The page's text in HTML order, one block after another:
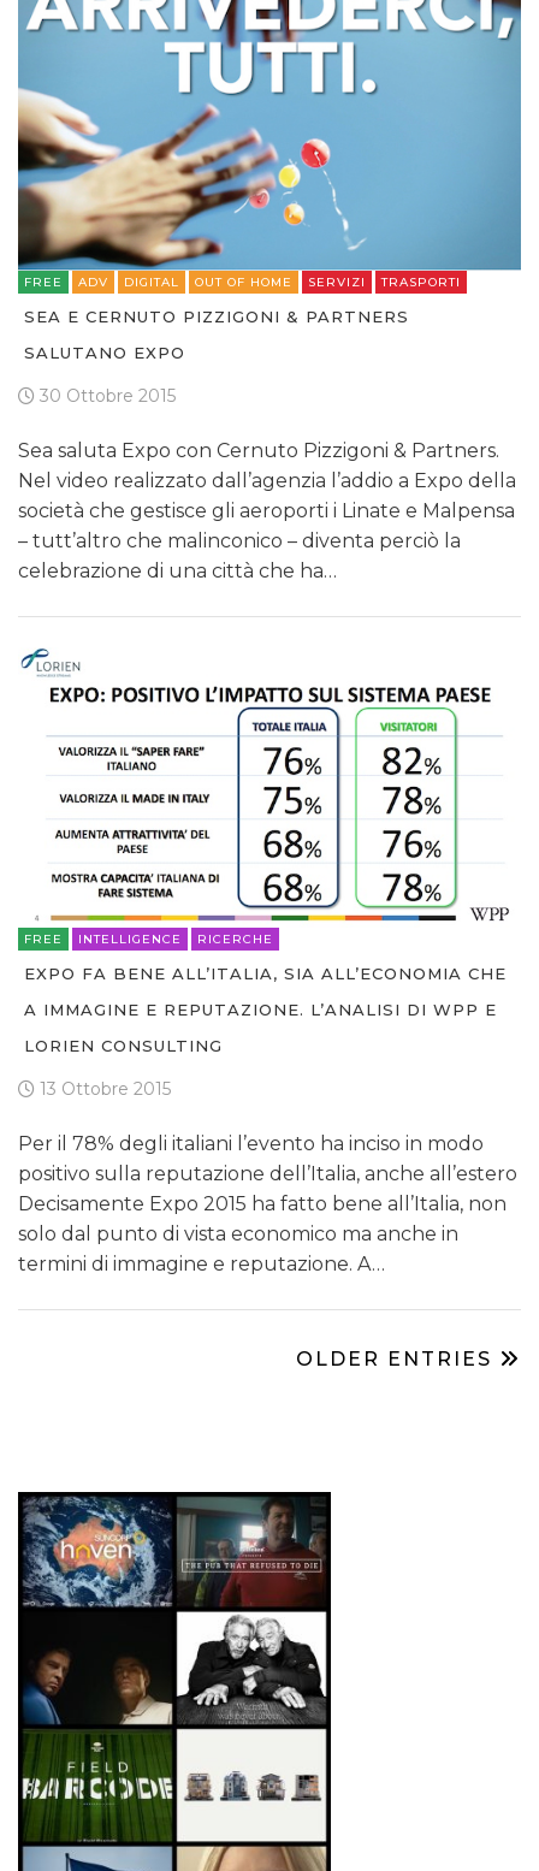
FREE ADV DIGITAL OUT OF HOME SERVIZI TRASPORTI
SEA E CERNUTO PIZZIGONI & PARTNERS
SALUTANO EXPO
30 Ottobre 2015
Sea saluta Expo con Cernuto Pizzigoni & Partners.
Nel video realizzato dall’agenzia l’addio a Expo della
società che gestisce gli aeroporti i Linate e Malpensa
– tutt’altro che malinconico – diventa perciò la
celebrazione di una città che ha…
FREE INTELLIGENCE RICERCHE
EXPO FA BENE ALL’ITALIA, SIA ALL’ECONOMIA CHE
A IMMAGINE E REPUTAZIONE. L’ANALISI DI WPP E
LORIEN CONSULTING
13 Ottobre 2015
Per il 78% degli italiani l’evento ha inciso in modo
positivo sulla reputazione dell’Italia, anche all’estero
Decisamente Expo 2015 ha fatto bene all’Italia, non
solo dal punto di vista economico ma anche in
termini di immagine e reputazione. A…
OLDER ENTRIES